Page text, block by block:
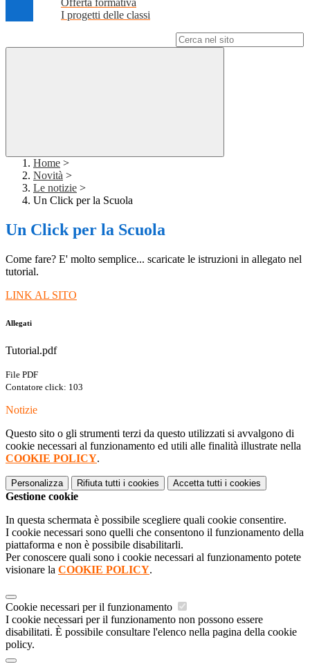
Offerta formativa
I progetti delle classi
Home >
Novità >
Le notizie >
Un Click per la Scuola
Un Click per la Scuola
Come fare? E' molto semplice... scaricate le istruzioni in allegato nel
tutorial.
LINK AL SITO
Allegati
Tutorial.pdf
File PDF
Contatore click: 103
Notizie
Questo sito o gli strumenti terzi da questo utilizzati si avvalgono di
cookie necessari al funzionamento ed utili alle finalità illustrate nella
COOKIE POLICY.
Personalizza Rifiuta tutti i cookies Accetta tutti i cookies
Gestione cookie
In questa schermata è possibile scegliere quali cookie consentire.
I cookie necessari sono quelli che consentono il funzionamento della
piattaforma e non è possibile disabilitarli.
Per conoscere quali sono i cookie necessari al funzionamento potete
visionare la COOKIE POLICY.
Cookie necessari per il funzionamento
I cookie necessari per il funzionamento non possono essere
disabilitati. È possibile consultare l'elenco nella pagina della cookie
policy.